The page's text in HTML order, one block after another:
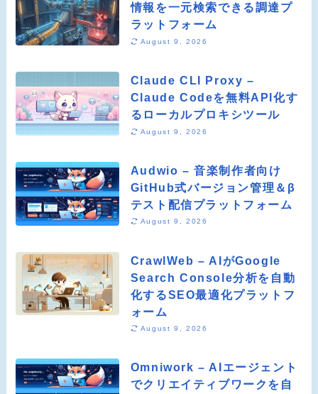
情報を一元検索できる調達プ
ラットフォーム
August 9, 2026
Claude CLI Proxy –
Claude Codeを無料API化す
るローカルプロキシツール
August 9, 2026
Audwio – 音楽制作者向け
GitHub式バージョン管理＆β
テスト配信プラットフォーム
August 9, 2026
CrawlWeb – AIがGoogle
Search Console分析を自動
化するSEO最適化プラットフ
ォーム
August 9, 2026
Omniwork – AIエージェント
でクリエイティブワークを自